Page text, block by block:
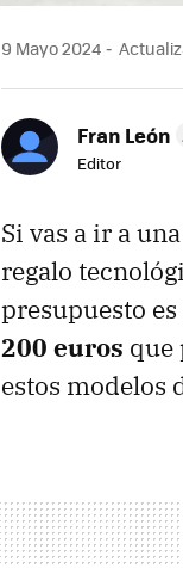
9 Mayo 2024
Fran León
Editor
Si vas a ir a
regalo
presupuesto
200 euros que
estos modelos